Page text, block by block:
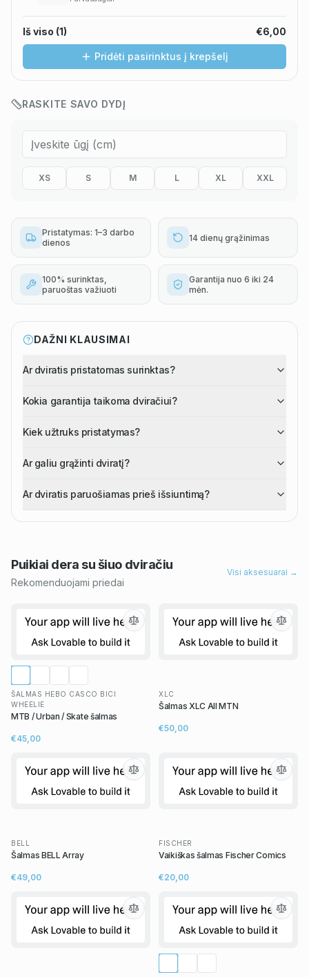
Iš viso (1) €6,00
Pridėti pasirinktus į krepšelį
RASKITE SAVO DYDĮ
XS S M L XL XXL
Pristatymas: 1–3 darbo
dienos
14 dienų grąžinimas
100% surinktas,
paruoštas važiuoti
Garantija nuo 6 iki 24
mėn.
DAŽNI KLAUSIMAI
Ar dviratis pristatomas surinktas?
Kokia garantija taikoma dviračiui?
Kiek užtruks pristatymas?
Ar galiu grąžinti dviratį?
Ar dviratis paruošiamas prieš išsiuntimą?
Puikiai dera su šiuo dviračiu
Rekomenduojami priedai
Visi aksesuarai →
ŠALMAS HEBO CASCO BICI
WHEELIE
MTB / Urban / Skate šalmas
€45,00
XLC
Šalmas XLC All MTN
€50,00
BELL
Šalmas BELL Array
€49,00
FISCHER
Vaikiškas šalmas Fischer Comics
€20,00